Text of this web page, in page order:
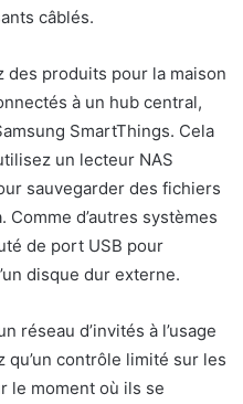
câblés.
des produits pour la maison
à un hub central,
SmartThings. Cela
un lecteur NAS
sauvegarder des fichiers
d’autres systèmes
de port USB pour
disque dur externe.
réseau d’invités à l’usage
qu’un contrôle limité sur les
le moment où ils se